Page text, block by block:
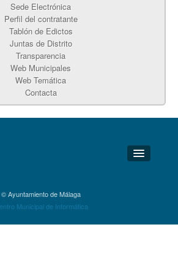
Sede Electrónica
Perfil del contratante
Tablón de Edictos
Juntas de Distrito
Transparencia
Web Municipales
Web Temática
Contacta
© Ayuntamiento de Málaga
Municipal de Informática